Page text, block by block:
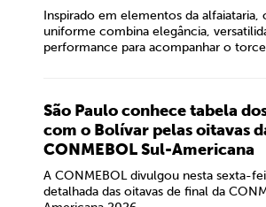
Inspirado em elementos da alfaiataria,
uniforme combina elegância,
performance para acompanhar o
São Paulo conhece tabela
com o Bolívar pelas oitavas
CONMEBOL Sul-Americana
A CONMEBOL divulgou nesta sexta-
detalhada das oitavas de final da